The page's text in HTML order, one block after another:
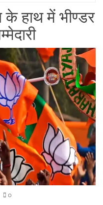
के हाथ में भीण्डर
0